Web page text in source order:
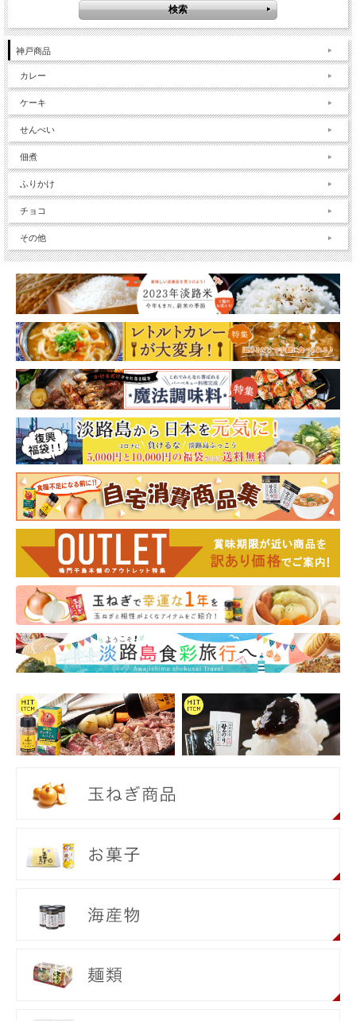
神戸商品
カレー
ケーキ
せんべい
佃煮
ふりかけ
チョコ
その他